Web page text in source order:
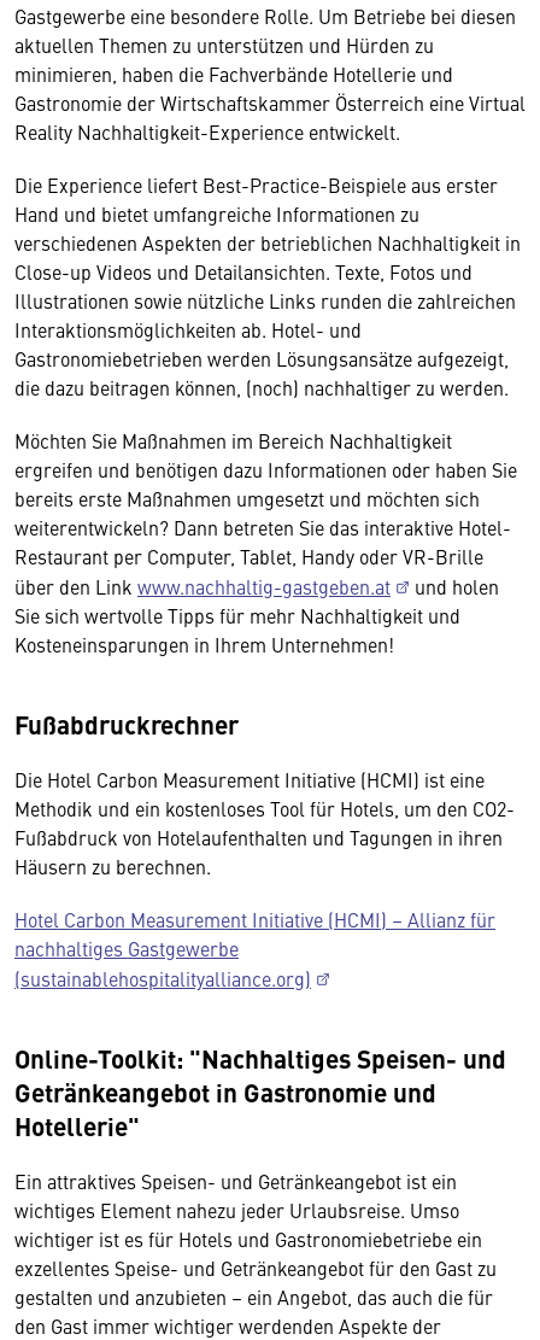
Gastgewerbe eine besondere Rolle. Um Betriebe bei diesen
aktuellen Themen zu unterstützen und Hürden zu
minimieren, haben die Fachverbände Hotellerie und
Gastronomie der Wirtschaftskammer Österreich eine Virtual
Reality Nachhaltigkeit-Experience entwickelt.
Die Experience liefert Best-Practice-Beispiele aus erster
Hand und bietet umfangreiche Informationen zu
verschiedenen Aspekten der betrieblichen Nachhaltigkeit in
Close-up Videos und Detailansichten. Texte, Fotos und
Illustrationen sowie nützliche Links runden die zahlreichen
Interaktionsmöglichkeiten ab. Hotel- und
Gastronomiebetrieben werden Lösungsansätze aufgezeigt,
die dazu beitragen können, (noch) nachhaltiger zu werden.
Möchten Sie Maßnahmen im Bereich Nachhaltigkeit
ergreifen und benötigen dazu Informationen oder haben Sie
bereits erste Maßnahmen umgesetzt und möchten sich
weiterentwickeln? Dann betreten Sie das interaktive Hotel-
Restaurant per Computer, Tablet, Handy oder VR-Brille
über den Link www.nachhaltig-gastgeben.at
und holen
Sie sich wertvolle Tipps für mehr Nachhaltigkeit und
Kosteneinsparungen in Ihrem Unternehmen!
Fußabdruckrechner
Die Hotel Carbon Measurement Initiative (HCMI) ist eine
Methodik und ein kostenloses Tool für Hotels, um den CO2-
Fußabdruck von Hotelaufenthalten und Tagungen in ihren
Häusern zu berechnen.
Hotel Carbon Measurement Initiative (HCMI) – Allianz für
nachhaltiges Gastgewerbe
(sustainablehospitalityalliance.org)
Online-Toolkit: "Nachhaltiges Speisen- und
Getränkeangebot in Gastronomie und
Hotellerie"
Ein attraktives Speisen- und Getränkeangebot ist ein
wichtiges Element nahezu jeder Urlaubsreise. Umso
wichtiger ist es für Hotels und Gastronomiebetriebe ein
exzellentes Speise- und Getränkeangebot für den Gast zu
gestalten und anzubieten – ein Angebot, das auch die für
den Gast immer wichtiger werdenden Aspekte der